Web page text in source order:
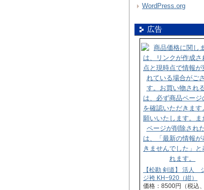
WordPress.org
広告
【松勘 剣道】 活人
ジ袴 KH−920（紺）
価格：8500円（税込